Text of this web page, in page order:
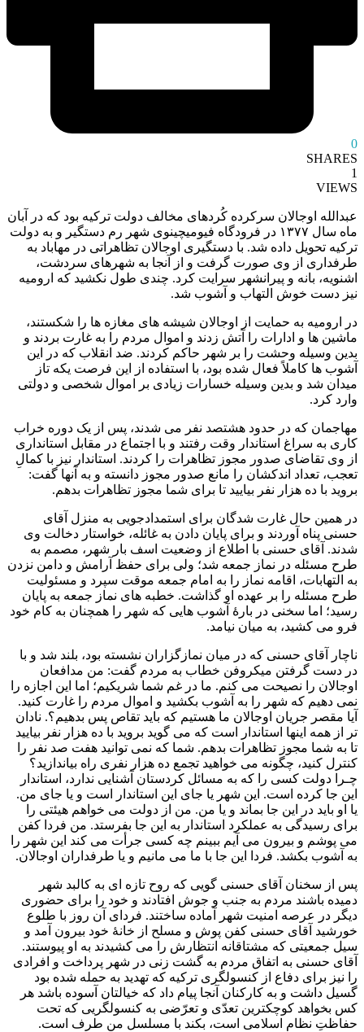
0
SHARES
1
VIEWS
عبدالله اوجالان سرکرده کُردهای مخالف دولت ترکیه بود که در آبان
ماه سال ۱۳۷۷ در فرودگاه فیومیچینوی شهر رم دستگیر و به دولت
ترکیه تحویل داده شد. با دستگیری اوجالان تظاهراتی در مهاباد به
طرفداری از وی صورت گرفت و از آنجا به شهرهای سردشت،
اشنویه، بانه و پیرانشهر سرایت کرد. چندی طول نکشید که ارومیه
نیز دست خوش التهاب و آشوب شد.
در ارومیه به حمایت از اوجالان شیشه های مغازه ها را شکستند،
ماشین ها و ادارات را آتش زدند و اموال مردم را به غارت بردند و
بدین وسیله وحشت را بر شهر حاکم کردند. ضد انقلاب که در این
آشوب ها کاملاً فعال شده بود، با استفاده از این فرصت یکه تاز
میدان شد و بدین وسیله خسارات زیادی بر اموال شخصی و دولتی
وارد کرد.
مهاجمان که در حدود هشتصد نفر می شدند، پس از یک دوره خراب
کاری به سراغ استاندار وقت رفتند و با اجتماع در مقابل استانداری
از وی تقاضای صدور مجوز تظاهرات را کردند. استاندار نیز با کمالِ
تعجب، تعداد اندکشان را مانع صدور مجوز دانسته و به آنها گفت:
بروید با ده هزار نفر بیایید تا برای شما مجوز تظاهرات بدهم.
در همین حال غارت شدگان برای استمدادجویی به منزل آقای
حسنی پناه آوردند و برای پایان دادن به غائله، خواستار دخالت وی
شدند. آقای حسنی با اطلاع از وضعیت اسف بار شهر، مصمم به
طرح مسئله در نماز جمعه شد؛ ولی برای حفظ آرامش و دامن نزدن
به التهابات، اقامه نماز را به امام جمعه موقت سپرد و مسئولیت
طرح مسئله را بر عهده او گذاشت. خطبه های نماز جمعه به پایان
رسید؛ اما سخنی در بارهٔ آشوب هایی که شهر را همچنان به کام خود
فرو می کشید، به میان نیامد.
ناچار آقای حسنی که در میان نمازگزاران نشسته بود، بلند شد و با
در دست گرفتن میکروفن خطاب به مردم گفت: من مدافعان
اوجالان را نصیحت می کنم. ما در غم شما شریکیم؛ اما این اجازه را
نمی دهیم که شهر را به آشوب بکشید و اموال مردم را غارت کنید.
آیا مقصر جریان اوجالان ما هستیم که باید تقاص پس بدهیم؟. نادان
تر از همه اینها استاندار است که می گوید بروید با ده هزار نفر بیایید
تا به شما مجوز تظاهرات بدهم. شما که نمی توانید هفت صد نفر را
کنترل کنید، چگونه می خواهید تجمع ده هزار نفری راه بیاندازید؟
چـرا دولت کسی را که به مسائل کردستان آشنایی ندارد، استاندار
این جا کرده است. این شهر یا جای این استاندار است و یا جای من.
یا او باید در این جا بماند و یا من. من از دولت می خواهم هیئتی را
برای رسیدگی به عملکرد استاندار به این جا بفرستد. من فردا کفن
می پوشم و بیرون می آیم ببینم چه کسی جرأت می کند این شهر را
به آشوب بکشد. فردا این جا با ما می مانیم و یا طرفداران اوجالان.
پس از سخنان آقای حسنی گویی که روح تازه ای به کالبد شهر
دمیده باشند مردم به جنب و جوش افتادند و خود را برای حضوری
دیگر در عرصه امنیت شهر آماده ساختند. فردای آن روز با طلوع
خورشید آقای حسنی کفن پوش و مسلح از خانۀ خود بیرون آمد و
سیل جمعیتی که مشتاقانه انتظارش را می کشیدند به او پیوستند.
آقای حسنی به اتفاق مردم به گشت زنی در شهر پرداخت و افرادی
را نیز برای دفاع از کنسولگری ترکیه که تهدید به حمله شده بود
گسیل داشت و به کارکنان آنجا پیام داد که خیالتان آسوده باشد هر
کس بخواهد کوچکترین تعدّی و تعرّضی به کنسولگریی که تحت
حفاظتِ نظام اسلامی است، بکند با مسلسل من طرف است.